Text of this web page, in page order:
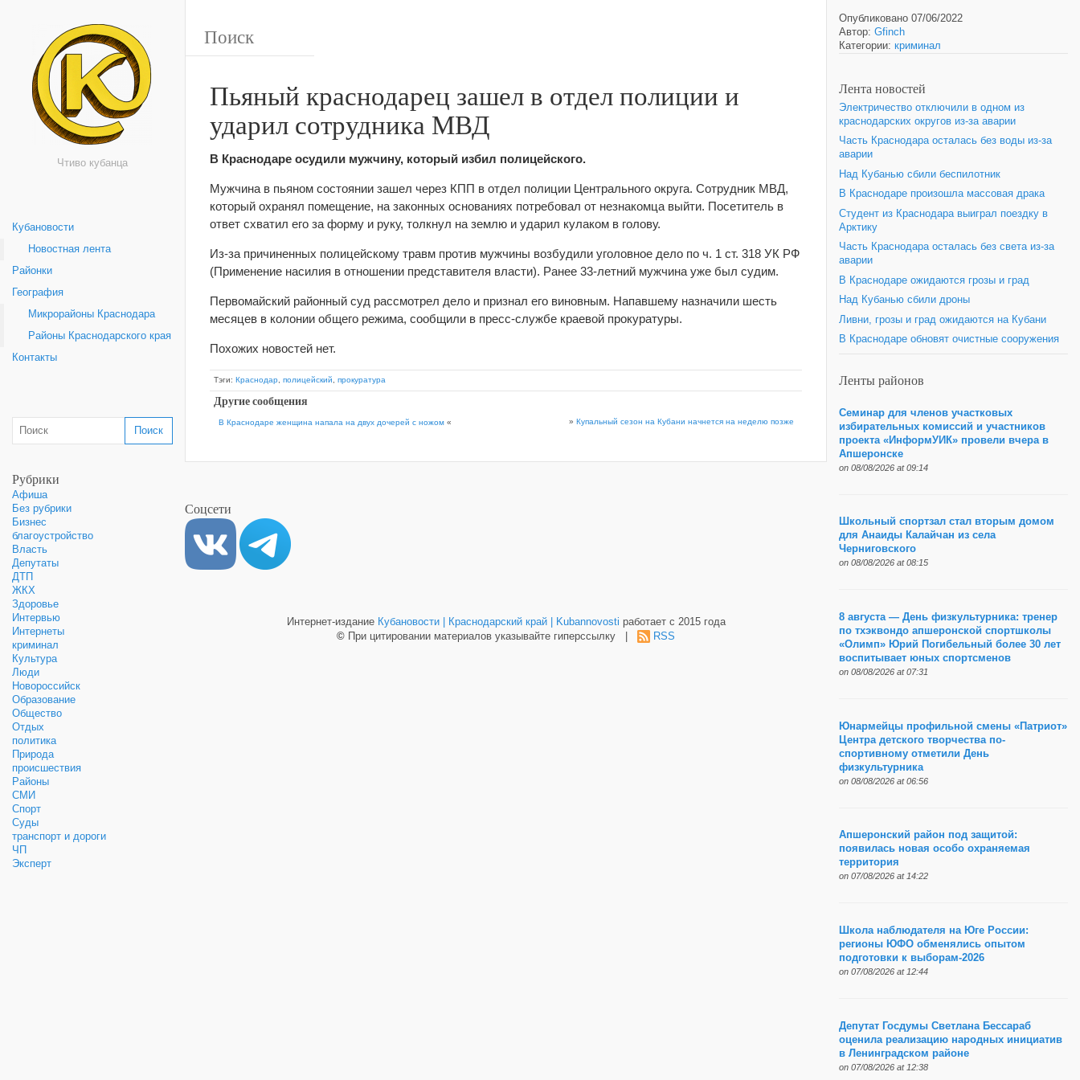
Чтиво кубанца
Кубановости
Новостная лента
Районки
География
Микрорайоны Краснодара
Районы Краснодарского края
Контакты
Рубрики
Афиша
Без рубрики
Бизнес
благоустройство
Власть
Депутаты
ДТП
ЖКХ
Здоровье
Интервью
Интернеты
криминал
Культура
Люди
Новороссийск
Образование
Общество
Отдых
политика
Природа
происшествия
Районы
СМИ
Спорт
Суды
транспорт и дороги
ЧП
Эксперт
Пьяный краснодарец зашел в отдел полиции и
ударил сотрудника МВД
В Краснодаре осудили мужчину, который избил полицейского.
Мужчина в пьяном состоянии зашел через КПП в отдел полиции Центрального округа. Сотрудник МВД,
который охранял помещение, на законных основаниях потребовал от незнакомца выйти. Посетитель в
ответ схватил его за форму и руку, толкнул на землю и ударил кулаком в голову.
Из-за причиненных полицейскому травм против мужчины возбудили уголовное дело по ч. 1 ст. 318 УК РФ
(Применение насилия в отношении представителя власти). Ранее 33-летний мужчина уже был судим.
Первомайский районный суд рассмотрел дело и признал его виновным. Напавшему назначили шесть
месяцев в колонии общего режима, сообщили в пресс-службе краевой прокуратуры.
Похожих новостей нет.
Тэги: Краснодар полицейский прокуратура
Другие сообщения
В Краснодаре женщина напала на двух дочерей с ножом « » Купальный сезон на Кубани начнется на неделю позже
Опубликовано 07/06/2022
Автор: Gfinch
Категории: криминал
Лента новостей
Электричество отключили в одном из
краснодарских округов из-за аварии
Часть Краснодара осталась без воды из-за
аварии
Над Кубанью сбили беспилотник
В Краснодаре произошла массовая драка
Студент из Краснодара выиграл поездку в
Арктику
Часть Краснодара осталась без света из-за
аварии
В Краснодаре ожидаются грозы и град
Над Кубанью сбили дроны
Ливни, грозы и град ожидаются на Кубани
В Краснодаре обновят очистные сооружения
Ленты районов
Семинар для членов участковых
избирательных комиссий и участников
проекта «ИнформУИК» провели вчера в
Апшеронске
on 08/08/2026 at 09:14
Школьный спортзал стал вторым домом
для Анаиды Калайчан из села
Черниговского
on 08/08/2026 at 08:15
8 августа — День физкультурника: тренер
по тхэквондо апшеронской спортшколы
«Олимп» Юрий Погибельный более 30 лет
воспитывает юных спортсменов
on 08/08/2026 at 07:31
Юнармейцы профильной смены «Патриот»
Центра детского творчества по-
спортивному отметили День
физкультурника
on 08/08/2026 at 06:56
Апшеронский район под защитой:
появилась новая особо охраняемая
территория
on 07/08/2026 at 14:22
Школа наблюдателя на Юге России:
регионы ЮФО обменялись опытом
подготовки к выборам-2026
on 07/08/2026 at 12:44
Депутат Госдумы Светлана Бессараб
оценила реализацию народных инициатив
в Ленинградском районе
on 07/08/2026 at 12:38
Соцсети
Интернет-издание Кубановости | Краснодарский край | Kubannovosti работает с 2015 года
© При цитировании материалов указывайте гиперссылку | RSS